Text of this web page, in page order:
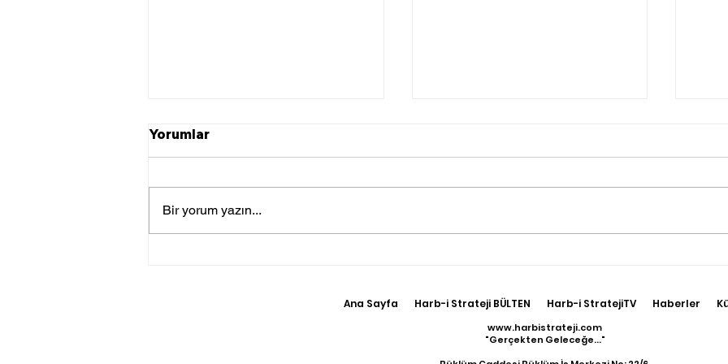
17
Yorumlar
Bir yorum yazın...
Ana Sayfa Harb-i Strateji BÜLTEN Harb-i StratejiTV Haberler
www.harbistrateji.com
"Gerçekten Geleceğe..."